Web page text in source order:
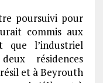
poursuivi pour
commis aux
que l’industriel
résidences
et à Beyrouth